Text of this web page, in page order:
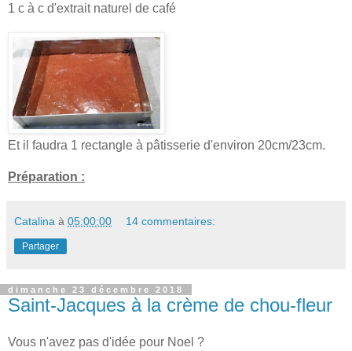
1 c à c d'extrait naturel de café
Et il faudra 1 rectangle à pâtisserie d'environ 20cm/23cm.
Préparation :
Catalina à 05:00:00 14 commentaires:
Partager
dimanche 23 décembre 2018
Saint-Jacques à la crème de chou-fleur
Vous n'avez pas d'idée pour Noel ?